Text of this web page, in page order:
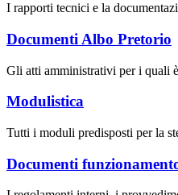
I rapporti tecnici e la
Documenti Albo Pretorio
Gli atti amministrativi per i quali
Modulistica
Tutti i moduli predisposti per la
Documenti